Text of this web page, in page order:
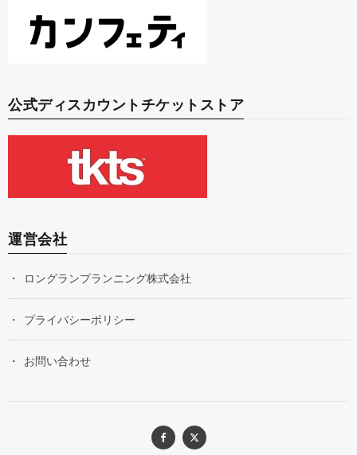
公式ディスカウントチケットストア
運営会社
ロングランプランニング株式会社
プライバシーポリシー
お問い合わせ